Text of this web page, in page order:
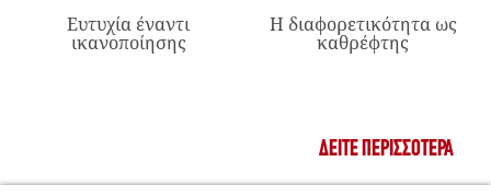
Ευτυχία έναντι
ικανοποίησης
Η διαφορετικότητα ως
καθρέφτης
ΔΕΊΤΕ ΠΕΡΙΣΣΌΤΕΡΑ